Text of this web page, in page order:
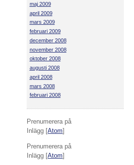
maj 2009
april 2009
mars 2009
februari 2009
december 2008
november 2008
oktober 2008
augusti 2008
april 2008
mars 2008
februari 2008
Prenumerera på
Inlägg [Atom]
Prenumerera på
Inlägg [Atom]